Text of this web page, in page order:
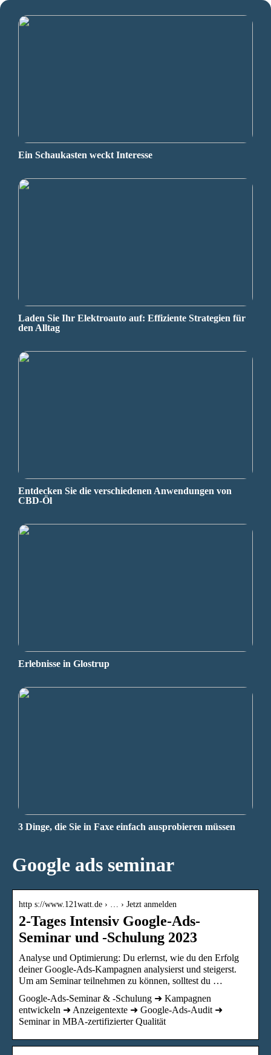
Ein Schaukasten weckt Interesse
Laden Sie Ihr Elektroauto auf: Effiziente Strategien für
den Alltag
Entdecken Sie die verschiedenen Anwendungen von
CBD-Öl
Erlebnisse in Glostrup
3 Dinge, die Sie in Faxe einfach ausprobieren müssen
Google ads seminar
http s://www.121watt.de › … › Jetzt anmelden
2-Tages Intensiv Google-Ads-
Seminar und -Schulung 2023
Analyse und Optimierung: Du erlernst, wie du den Erfolg
deiner Google-Ads-Kampagnen analysierst und steigerst.
Um am Seminar teilnehmen zu können, solltest du …
Google-Ads-Seminar & -Schulung ➜ Kampagnen
entwickeln ➜ Anzeigentexte ➜ Google-Ads-Audit ➜
Seminar in MBA-zertifizierter Qualität